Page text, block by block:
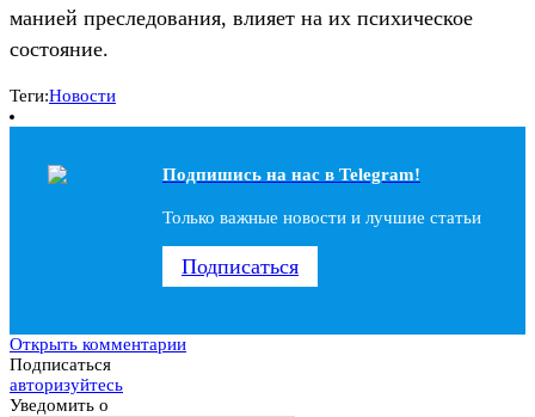
манией преследования, влияет на их психическое
состояние.
Теги:Новости
Подпишись на наc в Telegram!
Только важные новости и лучшие статьи
Подписаться
Открыть комментарии
Подписаться
авторизуйтесь
Уведомить о